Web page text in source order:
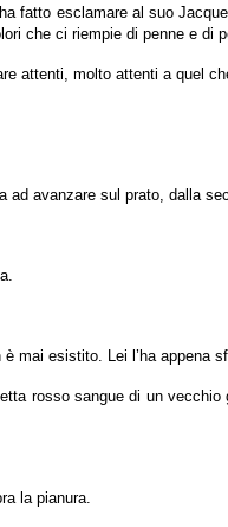
esclamare al suo
che ci riempie di penne e di
attenti, molto attenti a quel
ad avanzare sul prato, dalla
mai esistito. Lei l’ha appena
rosso sangue di un
la pianura.